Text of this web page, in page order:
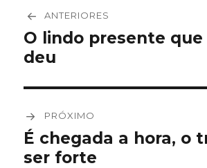
de
Post
ANTERIORES
Post
anterior:
O lindo presente
deu
PRÓXIMO
Próximo
post:
É chegada a hora, o
ser forte